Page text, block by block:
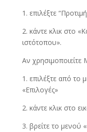
1. επιλέξτε
2. κάντε κλικ στο
ιστότοπου».
Αν χρησιμοποιείτε
1. επιλέξτε από το
«Επιλογές»
2. κάντε κλικ στο
3. βρείτε το μενού